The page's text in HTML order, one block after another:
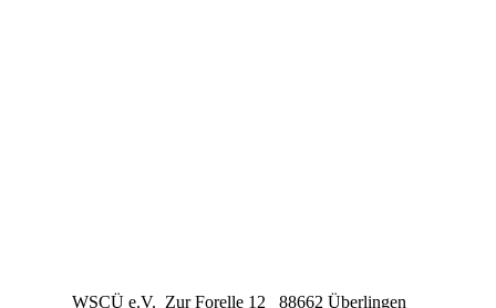
WSCÜ e.V. Zur Forelle 12 88662 Überlingen